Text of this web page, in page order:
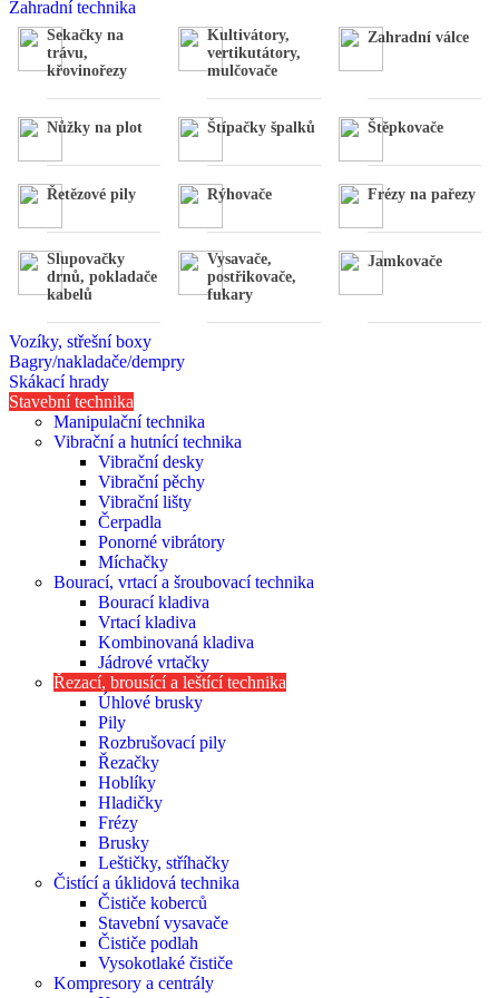
Zahradní technika
Sekačky na
trávu,
křovinořezy
Kultivátory,
vertikutátory,
mulčovače
Zahradní válce
Nůžky na plot Štípačky špalků Štěpkovače
Řetězové pily Rýhovače Frézy na pařezy
Slupovačky
drnů, pokladače
kabelů
Vysavače,
postřikovače,
fukary
Jamkovače
Vozíky, střešní boxy
Bagry/nakladače/dempry
Skákací hrady
Stavební technika
Manipulační technika
Vibrační a hutnící technika
Vibrační desky
Vibrační pěchy
Vibrační lišty
Čerpadla
Ponorné vibrátory
Míchačky
Bourací, vrtací a šroubovací technika
Bourací kladiva
Vrtací kladiva
Kombinovaná kladiva
Jádrové vrtačky
Řezací, brousící a leštící technika
Úhlové brusky
Pily
Rozbrušovací pily
Řezačky
Hoblíky
Hladičky
Frézy
Brusky
Leštičky, stříhačky
Čistící a úklidová technika
Čističe koberců
Stavební vysavače
Čističe podlah
Vysokotlaké čističe
Kompresory a centrály